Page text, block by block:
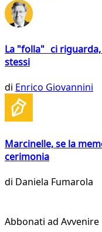
La "folla" ci
stessi
di Enrico Giovannini
Marcinelle, se la
cerimonia
di Daniela Fumarola
Abbonati ad Avvenire